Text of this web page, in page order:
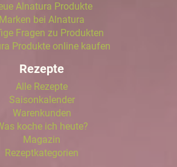
Alnatura Produkte
Marken bei Alnatura
Fragen zu Produkten
Produkte online kaufen
Rezepte
Alle Rezepte
Saisonkalender
Warenkunden
koche ich heute?
Magazin
Rezeptkategorien